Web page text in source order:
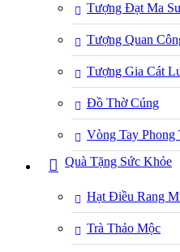
Tượng Đạt Ma
Tượng Quan
Tượng Gia Cát
Đồ Thờ Cúng
Vòng Tay Phong
Quà Tặng Sức Khỏe
Hạt Điều Rang
Trà Thảo Mộc